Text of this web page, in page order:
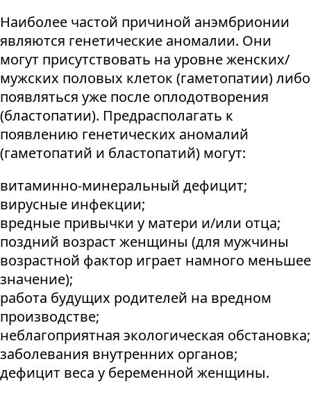
Наиболее частой причиной анэмбрионии
являются генетические аномалии. Они
могут присутствовать на уровне женских/
мужских половых клеток (гаметопатии) либо
появляться уже после оплодотворения
(бластопатии). Предрасполагать к
появлению генетических аномалий
(гаметопатий и бластопатий) могут:
витаминно-минеральный дефицит;
вирусные инфекции;
вредные привычки у матери и/или отца;
поздний возраст женщины (для мужчины
возрастной фактор играет намного меньшее
значение);
работа будущих родителей на вредном
производстве;
неблагоприятная экологическая обстановка;
заболевания внутренних органов;
дефицит веса у беременной женщины.